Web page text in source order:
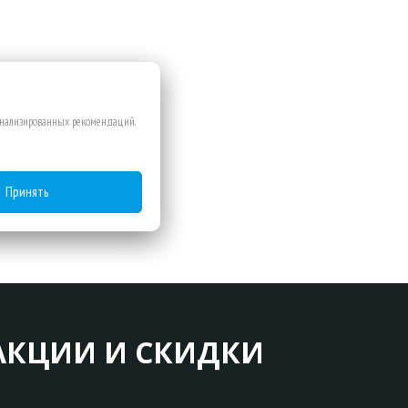
И СКИДКИ
рекомендаций.
Принять